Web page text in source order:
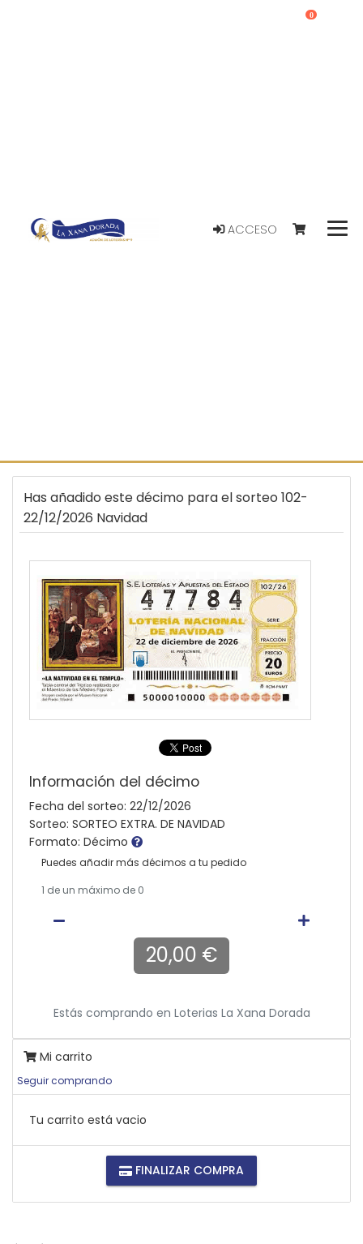
ACCESO
0
Has añadido este décimo para el sorteo 102-
22/12/2026 Navidad
Información del décimo
Fecha del sorteo: 22/12/2026
Sorteo: SORTEO EXTRA. DE NAVIDAD
Formato: Décimo
Puedes añadir más décimos a tu pedido
1 de un máximo de 0
20,00 €
Estás comprando en Loterias La Xana Dorada
Mi carrito
Seguir comprando
Tu carrito está vacio
FINALIZAR COMPRA